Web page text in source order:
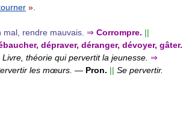
».
rendre mauvais. ⇒ Corrompre. ||
dépraver, déranger, dévoyer, gâter.
Livre, théorie qui pervertit la jeunesse. ⇒
les mœurs. — Pron. || Se pervertir.